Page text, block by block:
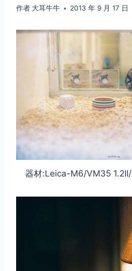
作者 大耳牛牛 2013 年 9 月 17 日
器材:Leica-M6/VM35